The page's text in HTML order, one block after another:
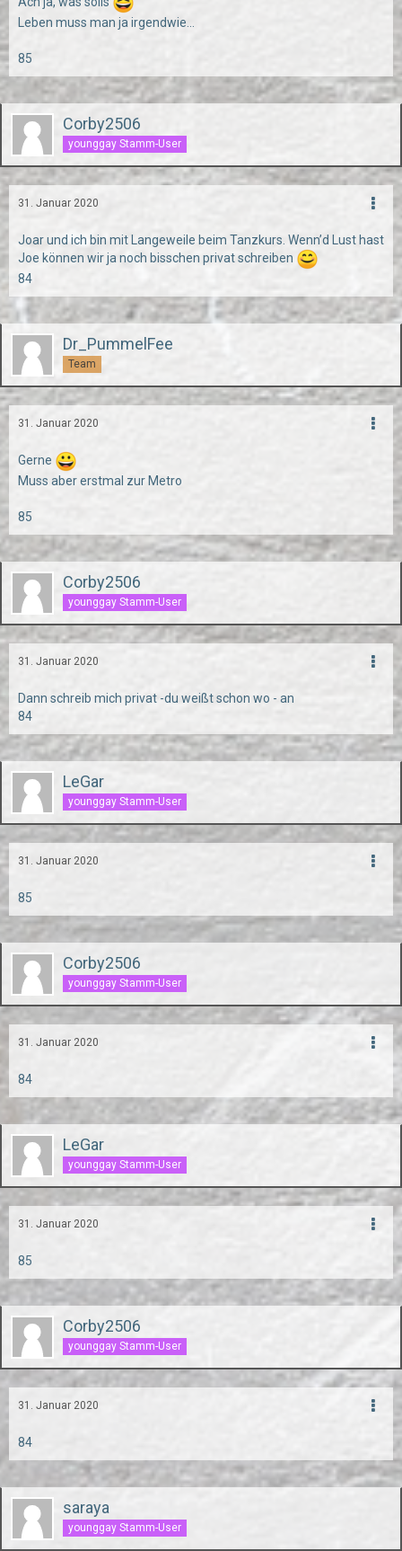
Leben muss man ja irgendwie...
85
Corby2506
younggay Stamm-User
31. Januar 2020
Joar und ich bin mit Langeweile beim Tanzkurs. Wenn’d Lust hast
Joe können wir ja noch bisschen privat schreiben
84
Dr_PummelFee
Team
31. Januar 2020
Gerne
Muss aber erstmal zur Metro
85
Corby2506
younggay Stamm-User
31. Januar 2020
Dann schreib mich privat -du weißt schon wo - an
84
LeGar
younggay Stamm-User
31. Januar 2020
85
Corby2506
younggay Stamm-User
31. Januar 2020
84
LeGar
younggay Stamm-User
31. Januar 2020
85
Corby2506
younggay Stamm-User
31. Januar 2020
84
saraya
younggay Stamm-User